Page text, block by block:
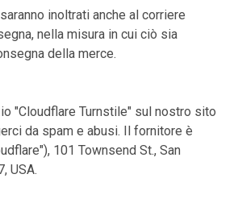
inoltrati anche al corriere
nella misura in cui ciò sia
della merce.
"Cloudflare Turnstile" sul nostro sito
da spam e abusi. Il fornitore è
101 Townsend St., San
USA.